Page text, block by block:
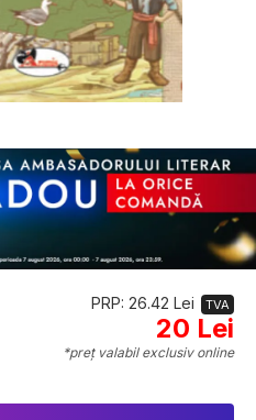
PRP: 26.42 Lei TVA
20 Lei
*preț valabil exclusiv online